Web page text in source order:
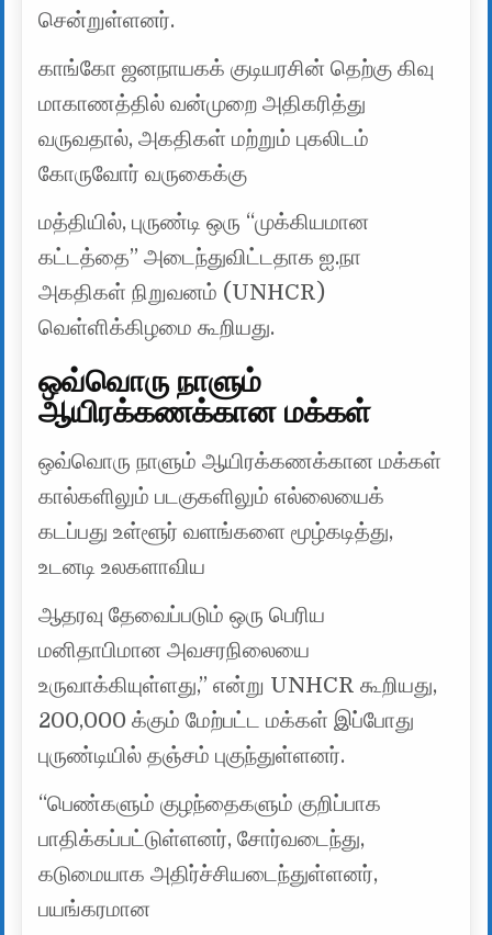
சென்றுள்ளனர்.
காங்கோ ஜனநாயகக் குடியரசின் தெற்கு கிவு
மாகாணத்தில் வன்முறை அதிகரித்து
வருவதால், அகதிகள் மற்றும் புகலிடம்
கோருவோர் வருகைக்கு
மத்தியில், புருண்டி ஒரு “முக்கியமான
கட்டத்தை” அடைந்துவிட்டதாக ஐ.நா
அகதிகள் நிறுவனம் (UNHCR)
வெள்ளிக்கிழமை கூறியது.
ஒவ்வொரு நாளும்
ஆயிரக்கணக்கான மக்கள்
ஒவ்வொரு நாளும் ஆயிரக்கணக்கான மக்கள்
கால்களிலும் படகுகளிலும் எல்லையைக்
கடப்பது உள்ளூர் வளங்களை மூழ்கடித்து,
உடனடி உலகளாவிய
ஆதரவு தேவைப்படும் ஒரு பெரிய
மனிதாபிமான அவசரநிலையை
உருவாக்கியுள்ளது,” என்று UNHCR கூறியது,
200,000 க்கும் மேற்பட்ட மக்கள் இப்போது
புருண்டியில் தஞ்சம் புகுந்துள்ளனர்.
“பெண்களும் குழந்தைகளும் குறிப்பாக
பாதிக்கப்பட்டுள்ளனர், சோர்வடைந்து,
கடுமையாக அதிர்ச்சியடைந்துள்ளனர்,
பயங்கரமான